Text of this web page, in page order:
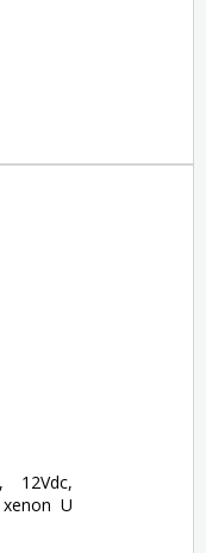
12Vdc,
U